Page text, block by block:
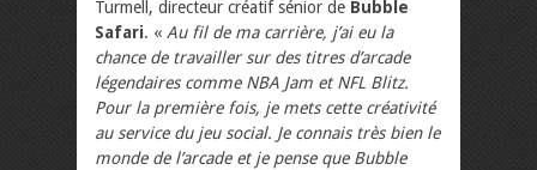
Turmell, directeur créatif sénior de Bubble
Safari. « Au fil de ma carrière, j’ai eu la
chance de travailler sur des titres d’arcade
légendaires comme NBA Jam et NFL Blitz.
Pour la première fois, je mets cette créativité
au service du jeu social. Je connais très bien le
monde de l’arcade et je pense que Bubble